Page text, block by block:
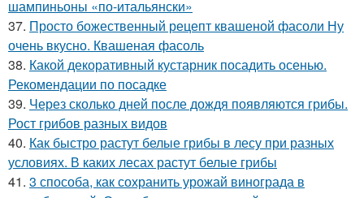
шампиньоны «по-итальянски»
37. Просто божественный рецепт квашеной фасоли Ну
очень вкусно. Квашеная фасоль
38. Какой декоративный кустарник посадить осенью.
Рекомендации по посадке
39. Через сколько дней после дождя появляются грибы.
Рост грибов разных видов
40. Как быстро растут белые грибы в лесу при разных
условиях. В каких лесах растут белые грибы
41. 3 способа, как сохранить урожай винограда в